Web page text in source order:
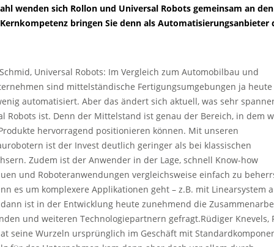
wenden sich Rollon und Universal Robots gemeinsam an
bringen Sie denn als Automatisierungsanbieter
Universal Robots: Im Vergleich zum Automobilbau und
sind mittelständische Fertigungsumgebungen ja heute
automatisiert. Aber das ändert sich aktuell, was sehr
Robots ist. Denn der Mittelstand ist genau der Bereich, in dem
hervorragend positionieren können. Mit unseren
ist der Invest deutlich geringer als bei klassischen
Zudem ist der Anwender in der Lage, schnell Know-how
und Roboteranwendungen vergleichsweise einfach zu
es um komplexere Applikationen geht – z.B. mit Linearsystem
dann ist in der Entwicklung heute zunehmend die
und weiteren Technologiepartnern gefragt.Rüdiger Knevels,
seine Wurzeln ursprünglich im Geschäft mit